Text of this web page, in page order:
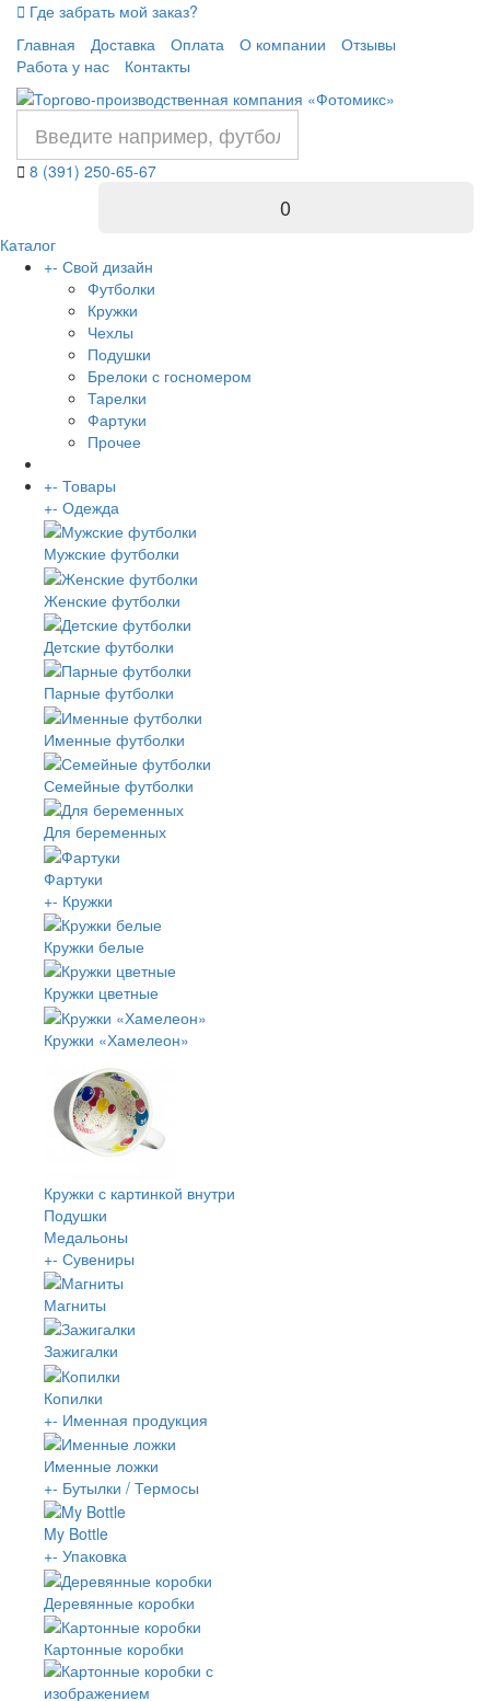
Где забрать мой заказ?
Главная
Доставка Оплата О компании
Отзывы
Работа у нас
Контакты
8 (391) 250-65-67
0
Каталог
+- Свой дизайн
Футболки
Кружки
Чехлы
Подушки
Брелоки с госномером
Тарелки
Фартуки
Прочее
+- Товары
+- Одежда
Мужские футболки
Женские футболки
Детские футболки
Парные футболки
Именные футболки
Семейные футболки
Для беременных
Фартуки
+- Кружки
Кружки белые
Кружки цветные
Кружки «Хамелеон»
Кружки с картинкой внутри
Подушки
Медальоны
+- Сувениры
Магниты
Зажигалки
Копилки
+- Именная продукция
Именные ложки
+- Бутылки / Термосы
My Bottle
+- Упаковка
Деревянные коробки
Картонные коробки